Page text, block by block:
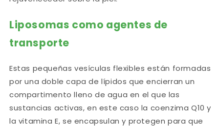
Liposomas como agentes de
transporte
Estas pequeñas vesículas flexibles están formadas
por una doble capa de lípidos que encierran un
compartimento lleno de agua en el que las
sustancias activas, en este caso la coenzima Q10 y
la vitamina E, se encapsulan y protegen para que